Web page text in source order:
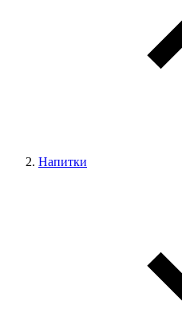
Напитки